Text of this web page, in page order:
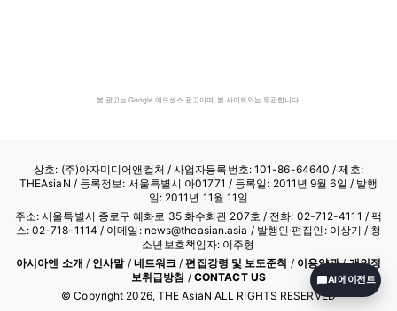
본 광고는 Google 애드센스 광고이며, 본 사이트와는 무관합니다.
상호: (주)아자미디어앤컬처 /사업자등록번호: 101-86-64640 / 제호:
THEAsiaN / 등록정보: 서울특별시 아01771 / 등록일: 2011년 9월 6일 / 발행
일: 2011년 11월 11일
주소: 서울특별시 종로구 혜화로 35 화수회관 207호 / 전화: 02-712-4111 / 팩
스: 02-718-1114 / 이메일: news@theasian.asia / 발행인·편집인: 이상기 / 청
소년보호책임자: 이주형
아시아엔 소개 / 인사말/ 네트워크 /편집강령 및 보도준칙 / 이용약관/개인정
보취급방침 / CONTACT US
© Copyright 2026, THE AsiaN ALL RIGHTS RESERVED
AI 에이전트